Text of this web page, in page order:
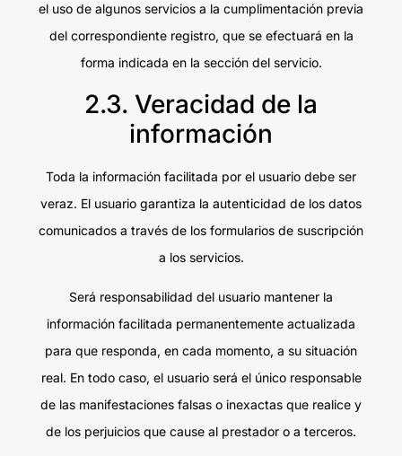
el uso de algunos servicios a la cumplimentación previa
del correspondiente registro, que se efectuará en la
forma indicada en la sección del servicio.
2.3. Veracidad de la
información
Toda la información facilitada por el usuario debe ser
veraz. El usuario garantiza la autenticidad de los datos
comunicados a través de los formularios de suscripción
a los servicios.
Será responsabilidad del usuario mantener la
información facilitada permanentemente actualizada
para que responda, en cada momento, a su situación
real. En todo caso, el usuario será el único responsable
de las manifestaciones falsas o inexactas que realice y
de los perjuicios que cause al prestador o a terceros.